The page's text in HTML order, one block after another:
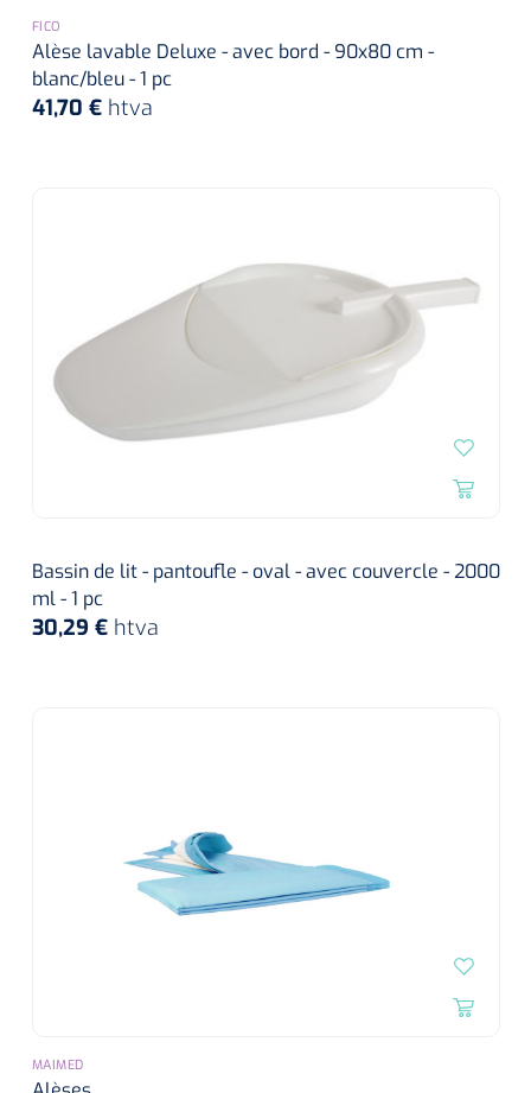
FICO
Alèse lavable Deluxe - avec bord - 90x80 cm -
blanc/bleu - 1 pc
41,70 € htva
Bassin de lit - pantoufle - oval - avec couvercle - 2000
ml - 1 pc
30,29 € htva
MAIMED